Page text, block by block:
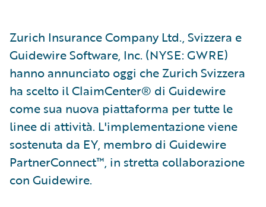
Zurich Insurance Company Ltd., Svizzera e
Guidewire Software, Inc. (NYSE: GWRE)
hanno annunciato oggi che Zurich Svizzera
ha scelto il ClaimCenter® di Guidewire
come sua nuova piattaforma per tutte le
linee di attività. L'implementazione viene
sostenuta da EY, membro di Guidewire
PartnerConnect™, in stretta collaborazione
con Guidewire.